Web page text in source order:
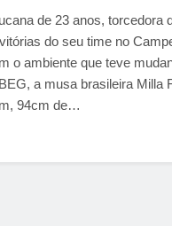
de 23 anos, torcedora
do seu time no
o ambiente que teve
a musa brasileira Milla
94cm de…